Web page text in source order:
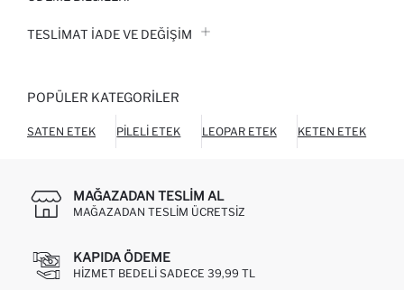
TESLIMAT İADE VE DEĞIŞIM
POPÜLER KATEGORILER
SATEN ETEK PILELI ETEK LEOPAR ETEK KETEN ETEK
MAĞAZADAN TESLIM AL
MAĞAZADAN TESLIM ÜCRETSIZ
KAPIDA ÖDEME
HIZMET BEDELI SADECE 39,99 TL